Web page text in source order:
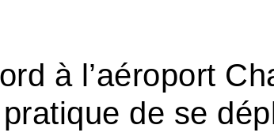
à l’aéroport
de se